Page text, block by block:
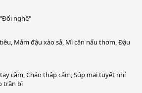
nghề"
Mắm đậu xào sả, Mì căn nấu thơm, Đậu
cầm, Cháo thập cẩm, Súp mai tuyết nhỉ
trần bì